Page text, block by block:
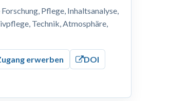
Pflege, Inhaltsanalyse,
Technik, Atmosphäre,
erwerben DOI